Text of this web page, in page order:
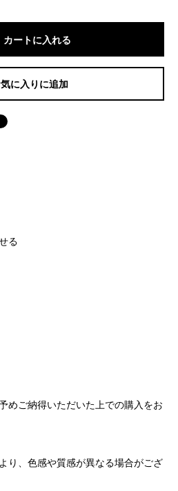
カートに入れる
に入りに追加
る
めご納得いただいた上での購入をお
り、色感や質感が異なる場合がござ